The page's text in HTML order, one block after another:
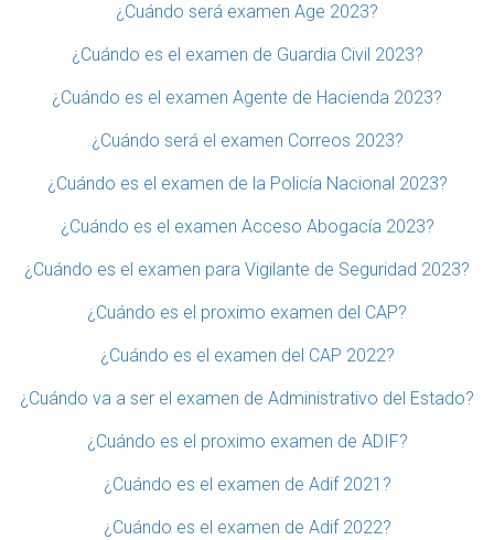
¿Cuándo será examen Age 2023?
¿Cuándo es el examen de Guardia Civil 2023?
¿Cuándo es el examen Agente de Hacienda 2023?
¿Cuándo será el examen Correos 2023?
¿Cuándo es el examen de la Policía Nacional 2023?
¿Cuándo es el examen Acceso Abogacía 2023?
¿Cuándo es el examen para Vigilante de Seguridad 2023?
¿Cuándo es el proximo examen del CAP?
¿Cuándo es el examen del CAP 2022?
¿Cuándo va a ser el examen de Administrativo del Estado?
¿Cuándo es el proximo examen de ADIF?
¿Cuándo es el examen de Adif 2021?
¿Cuándo es el examen de Adif 2022?